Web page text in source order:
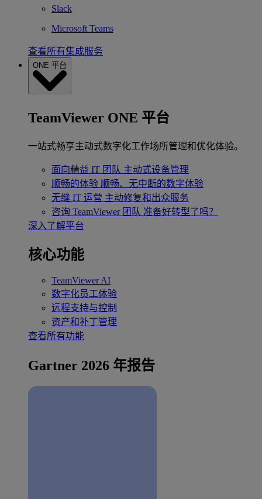
Slack
Microsoft Teams
查看所有集成服务
ONE 平台
TeamViewer ONE 平台
一站式畅享主动式数字化工作场所管理和优化体验。
面向精益 IT 团队 主动式设备管理
顺畅的体验 顺畅、无中断的数字体验
无缝 IT 运营 主动修复和出众服务
咨询 TeamViewer 团队 准备好转型了吗？
深入了解平台
核心功能
TeamViewer AI
数字化员工体验
远程支持与控制
资产和补丁管理
查看所有功能
Gartner 2026 年报告